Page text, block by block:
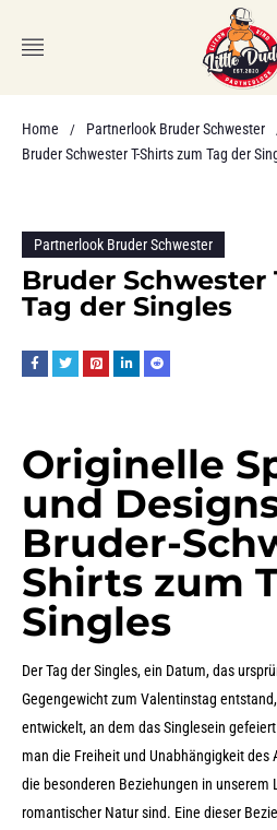
Home / Partnerlook Bruder Schwester
Bruder Schwester T-Shirts zum Tag der
Partnerlook Bruder Schwester
Bruder Schwester
Tag der Singles
Originelle
und
Bruder-
Shirts zum
Singles
Der Tag der Singles, ein Datum, das
Gegengewicht zum Valentinstag
entwickelt, an dem das Singlesein
man die Freiheit und Unabhängigkeit des
die besonderen Beziehungen in unserem
romantischer Natur sind. Eine dieser